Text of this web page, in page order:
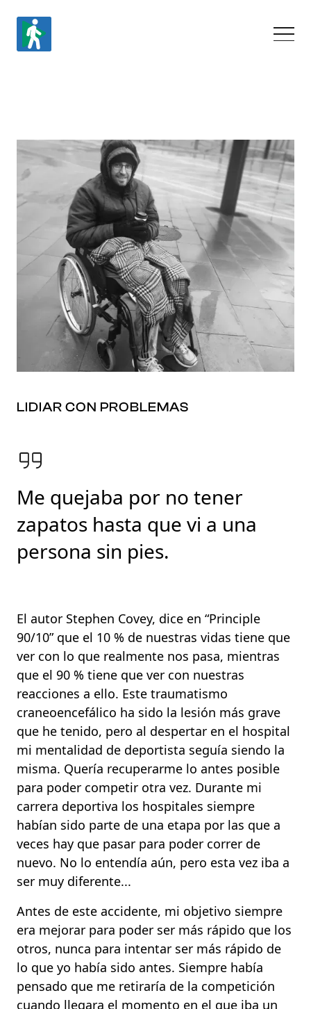
LIDIAR CON PROBLEMAS
Me quejaba por no tener
zapatos hasta que vi a una
persona sin pies.
El autor Stephen Covey, dice en “Principle
90/10” que el 10 % de nuestras vidas tiene que
ver con lo que realmente nos pasa, mientras
que el 90 % tiene que ver con nuestras
reacciones a ello. Este traumatismo
craneoencefálico ha sido la lesión más grave
que he tenido, pero al despertar en el hospital
mi mentalidad de deportista seguía siendo la
misma. Quería recuperarme lo antes posible
para poder competir otra vez. Durante mi
carrera deportiva los hospitales siempre
habían sido parte de una etapa por las que a
veces hay que pasar para poder correr de
nuevo. No lo entendía aún, pero esta vez iba a
ser muy diferente...
Antes de este accidente, mi objetivo siempre
era mejorar para poder ser más rápido que los
otros, nunca para intentar ser más rápido de
lo que yo había sido antes. Siempre había
pensado que me retiraría de la competición
cuando llegara el momento en el que iba un